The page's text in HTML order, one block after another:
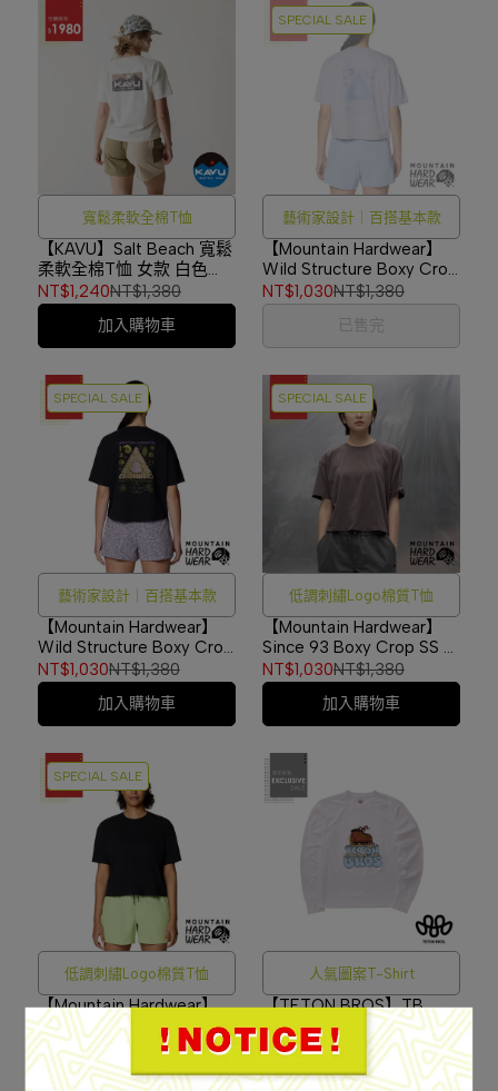
寬鬆柔軟全棉T恤
【KAVU】Salt Beach 寬鬆
柔軟全棉T恤 女款 白色
#2261
NT$1,240NT$1,380
加入購物車
SPECIAL SALE
藝術家設計｜百搭基本款
【Mountain Hardwear】
Wild Structure Boxy Crop
棉質設計款T恤 女款 灰色
#2149631
NT$1,030NT$1,380
已售完
SPECIAL SALE
藝術家設計｜百搭基本款
【Mountain Hardwear】
Wild Structure Boxy Crop
棉質設計款T恤 女款 黑色
#2149631
NT$1,030NT$1,380
加入購物車
SPECIAL SALE
低調刺繡Logo棉質T恤
【Mountain Hardwear】
Since 93 Boxy Crop SS 低
調刺繡Logo棉質T恤 女款
紫鼠尾草 #2149621
NT$1,030NT$1,380
加入購物車
SPECIAL SALE
低調刺繡Logo棉質T恤
【Mountain Hardwear】
Since 93 Boxy Crop SS 低
調刺繡Logo棉質T恤 女款
黑色 #2149621
NT$1,030NT$1,380
加入購物車
人氣圖案T-Shirt
【TETON BROS】TB
Crampon L/S Tee 防曬機
能長袖T恤 男款 White
NT$1,980
加入購物車